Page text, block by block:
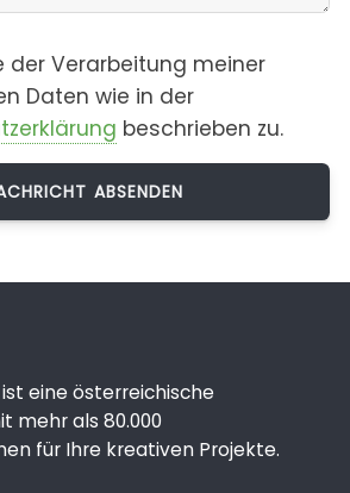
der Verarbeitung meiner
Daten wie in der
beschrieben zu.
eine österreichische
mehr als 80.000
für Ihre kreativen Projekte.